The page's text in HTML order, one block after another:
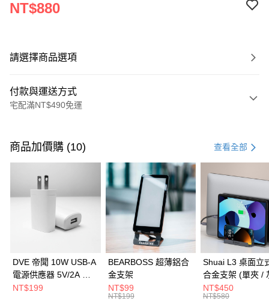
NT$880
請選擇商品選項
付款與運送方式
宅配滿NT$490免運
信用卡一次付款
3 期 0 利率 每期 NT$293
第一商業銀行
華南商業銀行
彰化商業銀行
上海商業儲蓄銀行
台北富邦商業銀行
兆豐國際商業銀行
臺灣中小企業銀行
台中商業銀行
匯豐（台灣）商業銀行
華泰商業銀行
聯邦商業銀行
元大商業銀行
NT$146 21家銀行
合作金庫商業銀行
第一商業銀行
彰化商業銀行
台北富邦商業銀行
國泰世華商業銀行
兆豐國際商業銀行
臺灣中小企業銀行
匯豐（台灣）商業銀行
街口支付
悠遊付
商品加價購 (10) 查看全部
DVE 帝聞 10W USB-A
電源供應器 5V/2A 充
電頭 (適用閱讀器、小
NT$199
BEARBOSS 超薄鋁合
金支架
NT$99
NT$199
Shuai L3 桌面立
合金支架 (單夾 /
NT$450
NT$580